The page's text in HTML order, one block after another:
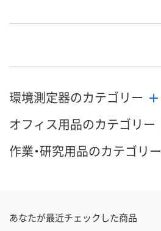
環境測定器のカテゴリー
オフィス用品のカテゴリー
作業・研究用品のカテゴリー
あなたが最近チェックした商品